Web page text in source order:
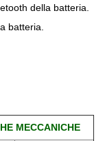
della batteria.
batteria.
MECCANICHE